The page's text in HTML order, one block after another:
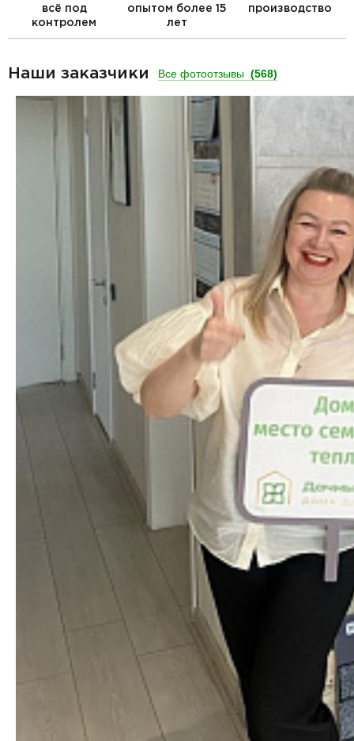
всё под
контролем
опытом более 15
лет
производство
Наши заказчики Все фотоотзывы (568)